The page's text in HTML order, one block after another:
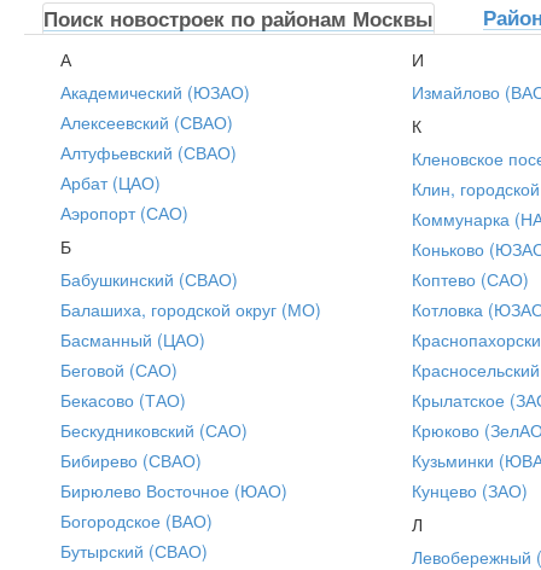
Поиск новостроек по районам Москвы
А
Академический (ЮЗАО)
Алексеевский (СВАО)
Алтуфьевский (СВАО)
Арбат (ЦАО)
Аэропорт (САО)
Б
Бабушкинский (СВАО)
Балашиха, городской округ (МО)
Басманный (ЦАО)
Беговой (САО)
Бекасово (ТАО)
Бескудниковский (САО)
Бибирево (СВАО)
Бирюлево Восточное (ЮАО)
Богородское (ВАО)
Бутырский (СВАО)
И
Измайлово
К
Кленовское
Клин,
Коммунарка
Коньково
Коптево (САО)
Котловка
Крылатское
Крюково
Кузьминки
Кунцево (ЗАО)
Л